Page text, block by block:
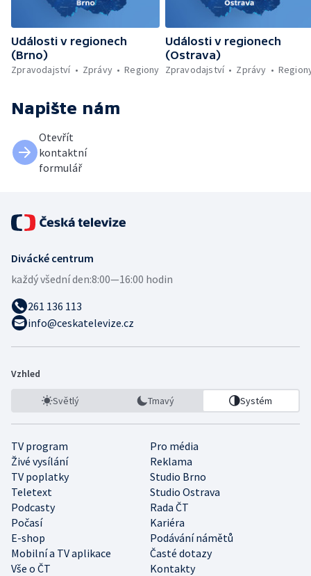
Události v regionech
(Brno)
Zpravodajství
Zprávy Regiony
Události v regionech
(Ostrava)
Zpravodajství
Zprávy
Napište nám
Otevřít
kontaktní
formulář
Divácké centrum
každý všední den:8:00—16:00 hodin
261 136 113
info@ceskatelevize.cz
Vzhled
Světlý Tmavý Systém
TV program
Pro média
Živé vysílání
Reklama
TV poplatky
Studio Brno
Teletext
Studio Ostrava
Podcasty
Rada ČT
Počasí
Kariéra
E-shop
Podávání námětů
Mobilní a TV aplikace
Časté dotazy
Vše o ČT
Kontakty